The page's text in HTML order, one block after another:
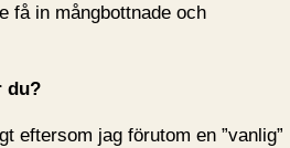
få in mångbottnade och
du?
eftersom jag förutom en ”vanlig”